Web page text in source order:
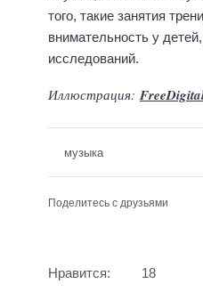
того, такие занятия
внимательность у
исследований.
Иллюстрация:
музыка
Поделитесь с друзьями
Нравится: 18